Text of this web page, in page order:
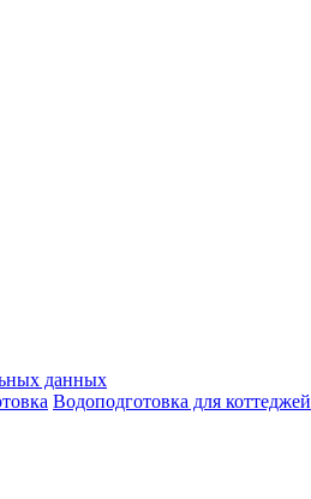
данных
Водоподготовка для коттеджей